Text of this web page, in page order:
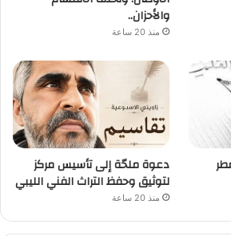
والأحزان..
منذ 20 ساعة
دعوة ملحّة إلى تأسيس مركز
لتوثيق وحفظ التراث الفني الليبي
منذ 20 ساعة